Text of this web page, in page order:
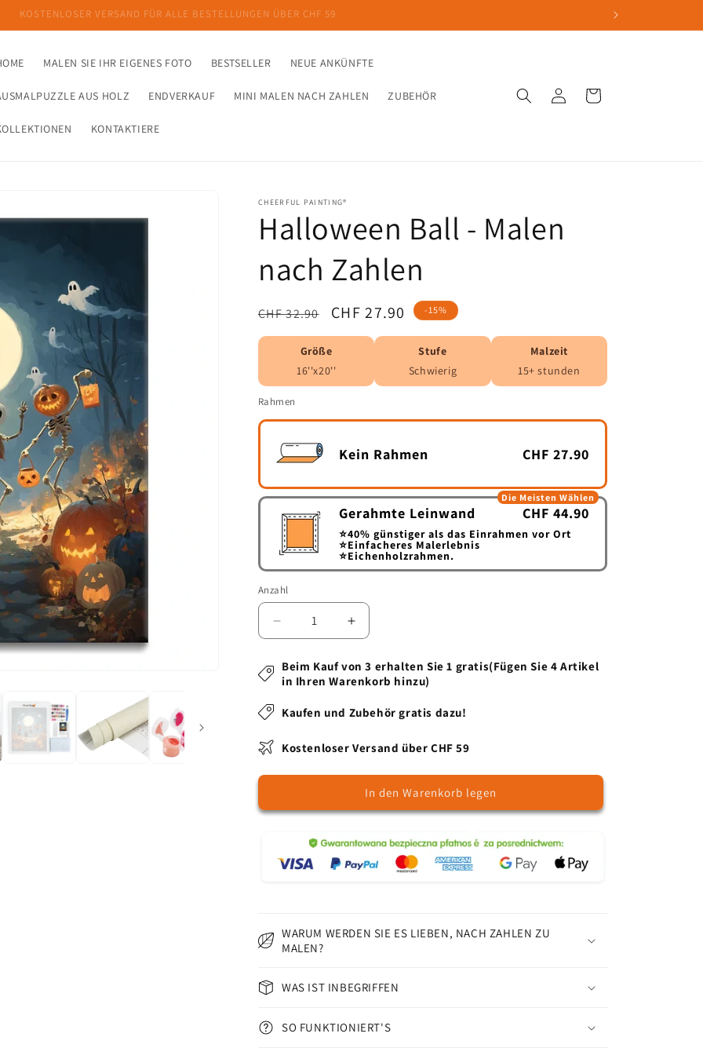
SPECIAL HEUTE: 3 kaufen, 1 gratis
MALEN SIE IHR EIGENES FOTO BESTSELLER NEUE ANKÜNFTE
AUS HOLZ ENDVERKAUF MINI MALEN NACH ZAHLEN ZUBEHÖR
KONTAKTIERE
EinloggenWarenkorb
CHEERFUL PAINTING®
Halloween Ball - Malen
nach Zahlen
Normaler
Preis
CHF 32.90 Verkaufspreis
CHF 27.90 -15%
Größe
16''x20''
Stufe
Schwierig
Malzeit
15+ stunden
Rahmen
Kein Rahmen CHF 27.90
Gerahmte Leinwand CHF 44.90
⭐40% günstiger als das Einrahmen vor Ort
⭐Einfacheres Malerlebnis
⭐Eichenholzrahmen.
Die Meisten Wählen
Anzahl
Anzahl
Verringere
die
Menge
für
Ball
Malen
Zahlen
Erhöhe
die
Menge
für
Ball
Malen
Zahlen
Beim Kauf von 3 erhalten Sie 1 gratis(Fügen Sie 4 Artikel
in Ihren Warenkorb hinzu)
Kaufen und Zubehör gratis dazu!
Kostenloser Versand über CHF 59
In den Warenkorb legen
WARUM WERDEN SIE ES LIEBEN, NACH ZAHLEN ZU
MALEN?
WAS IST INBEGRIFFEN
SO FUNKTIONIERT'S